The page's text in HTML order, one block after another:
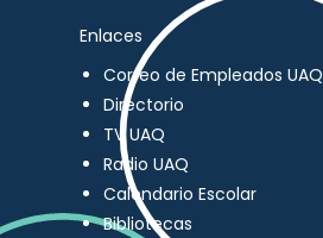
Enlaces
Correo de Empleados UAQ
Directorio
TV UAQ
Radio UAQ
Calendario Escolar
Bibliotecas